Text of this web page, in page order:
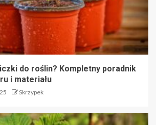
do roślin? Kompletny poradnik
i materiału
Skrzypek